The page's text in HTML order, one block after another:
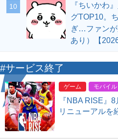
10
『ちいかわ
グTOP10。
ぎ…ファンが
あり）【
#サービス終了
ゲーム モバイル
『NBA RISE』
リニューアルを